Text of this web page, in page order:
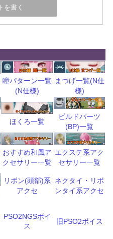
瞳パターン一覧
(N仕様)
まつげ一覧(N仕
様)
ほくろ一覧
ビルドパーツ
(BP)一覧
おすすめ和風ア
クセサリー一覧
エクステ系アク
セサリー一覧
リボン(頭部)系
アクセ
ネクタイ・リボ
ンタイ系アクセ
PSO2NGSボイ
ス
旧PSO2ボイス